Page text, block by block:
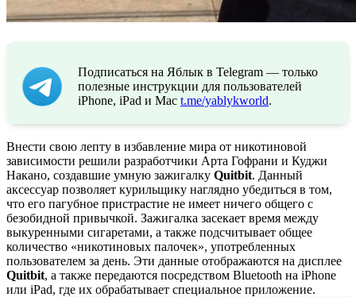
Подписаться на Яблык в Telegram — только
полезные инструкции для пользователей
iPhone, iPad и Mac t.me/yablykworld.
Внести свою лепту в избавление мира от никотиновой
зависимости решили разработчики Арта Гофрани и Куджи
Накано, создавшие умную зажигалку Quitbit. Данный
аксессуар позволяет курильщику наглядно убедиться в том,
что его пагубное пристрастие не имеет ничего общего с
безобидной привычкой. Зажигалка засекает время между
выкуренными сигаретами, а также подсчитывает общее
количество «никотиновых палочек», употребленных
пользователем за день. Эти данные отображаются на дисплее
Quitbit, а также передаются посредством Bluetooth на iPhone
или iPad, где их обрабатывает специальное приложение.